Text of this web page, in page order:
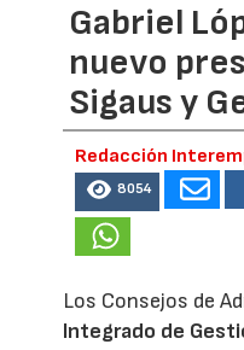
Gabriel
nuevo
Sigaus y
Redacción
8054
Los Consejos de
Integrado de